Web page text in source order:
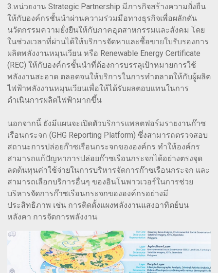
3.หน่วยงาน Strategic Partnership มีภารกิจสร้างความยั่งยืน
ให้กับองค์กรชั้นนำผ่านความร่วมมือทางธุรกิจเพื่อผลักดัน
นวัตกรรมความยั่งยืนให้กับภาคอุตสาหกรรมและสังคม โดย
ในช่วงเวลาที่ผ่านได้ให้บริการจัดหาและซื้อขายใบรับรองการ
ผลิตพลังงานหมุนเวียน หรือ Renewable Energy Certificate
(REC) ให้กับองค์กรชั้นนำที่ต้องการบรรลุเป้าหมายการใช้
พลังงานสะอาด ตลอดจนให้บริการในการทำตลาดให้กับผู้ผลิต
ไฟฟ้าพลังงานหมุนเวียนเพื่อให้ได้รับผลตอบแทนในการ
ดำเนินการผลิตไฟฟ้ามากขึ้น
นอกจากนี้ ยังมีแผนจะเปิดตัวบริการแพลตฟอร์มรายงานก๊าซ
เรือนกระจก (GHG Reporting Platform) ซึ่งสามารถตรวจสอบ
สถานะการปล่อยก๊าซเรือนกระจกขององค์กร ทำให้องค์กร
สามารถแก้ปัญหาการปล่อยก๊าซเรือนกระจกได้อย่างตรงจุด
ลดต้นทุนค่าใช้จ่ายในการบริหารจัดการก๊าซเรือนกระจก และ
สามารถเลือกบริการอื่นๆ ของอินโนพาวเวอร์ในการช่วย
บริหารจัดการก๊าซเรือนกระจกขององค์กรอย่างมี
ประสิทธิภาพ เช่น การติดตั้งแผงพลังงานแสงอาทิตย์บน
หลังคา การจัดการพลังงาน